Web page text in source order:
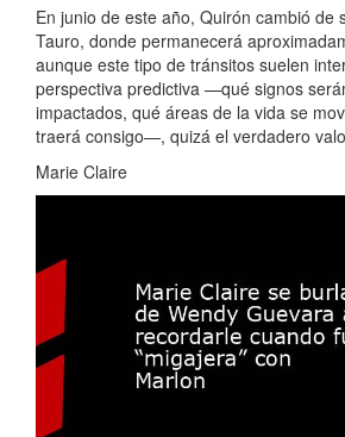
En junio de este año, Quirón cambió de
Tauro, donde permanecerá
aunque este tipo de tránsitos suelen
perspectiva predictiva —qué signos
impactados, qué áreas de la vida se
traerá consigo—, quizá el verdadero
Marie Claire